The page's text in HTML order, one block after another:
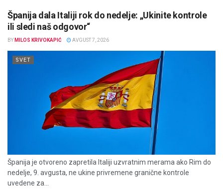
Španija dala Italiji rok do nedelje: „Ukinite kontrole
ili sledi naš odgovor“
BY MILOS KRIVOKAPIĆ AVGUST 7, 2026
SVET
Španija je otvoreno zapretila Italiji uzvratnim merama ako Rim do
nedelje, 9. avgusta, ne ukine privremene granične kontrole
uvedene za...